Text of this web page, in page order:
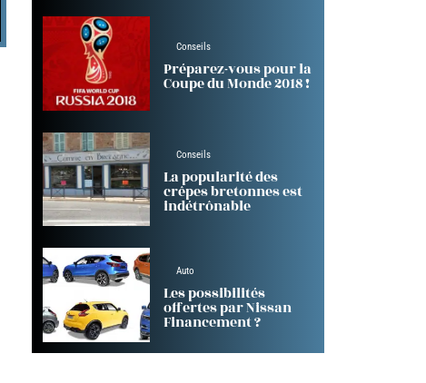
Conseils
Préparez-vous pour la
Coupe du Monde 2018 !
Conseils
La popularité des
crêpes bretonnes est
indétrônable
Auto
Les possibilités
offertes par Nissan
Financement ?